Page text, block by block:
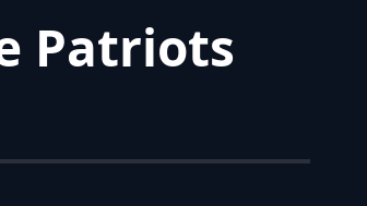
Patriots